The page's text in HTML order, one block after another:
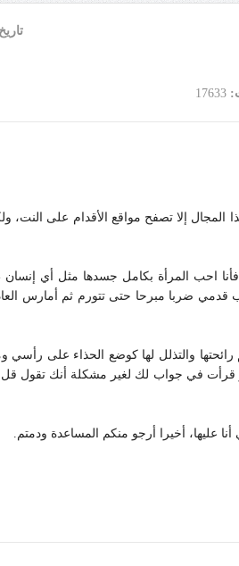
17633
المجال إلا تصفح مواقع الأقدام على
احب المرأة بكامل جسدها مثل أي
قدمي ضربا مبرحا حتى تتورم ثم أمارس
والتذلل لها كوضع الحذاء على رأسي
قرأت في جواب لك لغير مشكلة أنك تقول
عليها، أخيرا أرجو منكم المساعدة ودمتم.